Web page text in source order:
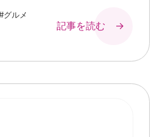
グルメ
記事を読む →